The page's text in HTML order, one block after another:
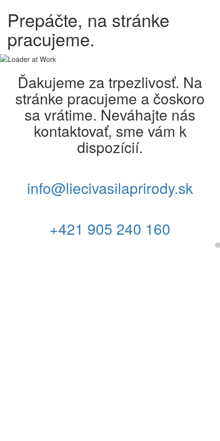
Prepáčte, na stránke
pracujeme.
Ďakujeme za trpezlivosť. Na
stránke pracujeme a čoskoro
sa vrátime. Neváhajte nás
kontaktovať, sme vám k
dispozícií.
info@liecivasilaprirody.sk
+421 905 240 160